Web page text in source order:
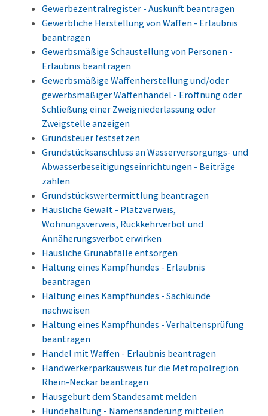
Gewerbezentralregister - Auskunft beantragen
Gewerbliche Herstellung von Waffen - Erlaubnis
beantragen
Gewerbsmäßige Schaustellung von Personen -
Erlaubnis beantragen
Gewerbsmäßige Waffenherstellung und/oder
gewerbsmäßiger Waffenhandel - Eröffnung oder
Schließung einer Zweigniederlassung oder
Zweigstelle anzeigen
Grundsteuer festsetzen
Grundstücksanschluss an Wasserversorgungs- und
Abwasserbeseitigungseinrichtungen - Beiträge
zahlen
Grundstückswertermittlung beantragen
Häusliche Gewalt - Platzverweis,
Wohnungsverweis, Rückkehrverbot und
Annäherungsverbot erwirken
Häusliche Grünabfälle entsorgen
Haltung eines Kampfhundes - Erlaubnis
beantragen
Haltung eines Kampfhundes - Sachkunde
nachweisen
Haltung eines Kampfhundes - Verhaltensprüfung
beantragen
Handel mit Waffen - Erlaubnis beantragen
Handwerkerparkausweis für die Metropolregion
Rhein-Neckar beantragen
Hausgeburt dem Standesamt melden
Hundehaltung - Namensänderung mitteilen